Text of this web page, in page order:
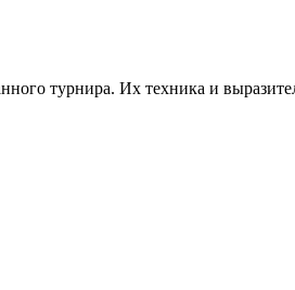
турнира. Их техника и